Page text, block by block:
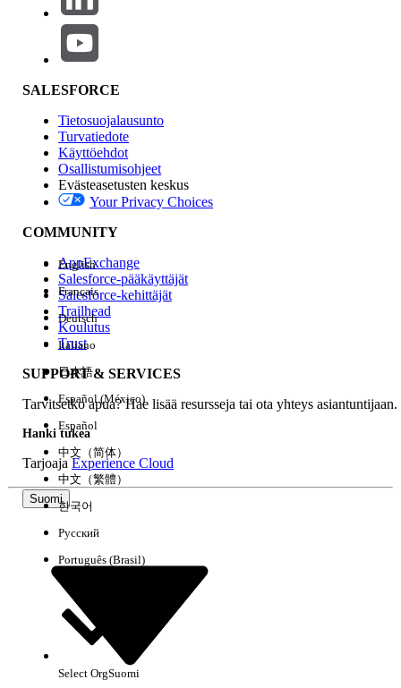
Ominaisuuden vaikutus
Edition
Kokemus
Tyhjennä kaikki Valmis
SALESFORCE
Tietosuojalausunto
Turvatiedote
Käyttöehdot
Osallistumisohjeet
Evästeasetusten keskus
Your Privacy Choices
COMMUNITY
AppExchange
Salesforce-pääkäyttäjät
Salesforce-kehittäjät
Trailhead
Koulutus
Trust
SUPPORT & SERVICES
Tarvitsetko apua? Hae lisää resursseja tai ota yhteys asiantuntijaan.
Hanki tukea
TarjoajaExperience Cloud
Suomi
English
Français
Deutsch
Italiano
日本語
Español (México)
Español
中文（简体）
中文（繁體）
한국어
Русский
Português (Brasil)
Select OrgSuomi